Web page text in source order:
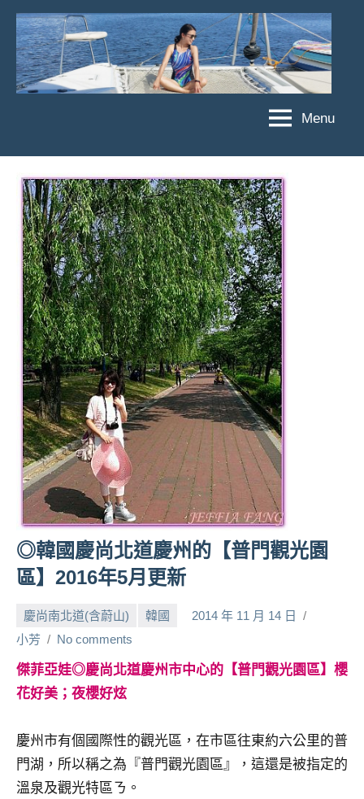
Skip
content
菲
亞
娃
JEFFIA
FANG
亞
娃
粉
絲
團、
主
題
旅
遊、
達
人
帶
路、
旅
遊
節
目
來
賓、
News
金
號
節
班
底、
景
目
主
Menu
◎韓國慶尚北道慶州的【普門觀光園
區】2016年5月更新
慶尚南北道(含蔚山) 韓國
2014 年 11 月 14 日
小芳
No comments
傑菲亞娃◎慶尚北道慶州市中心的【普門觀光園區】櫻
花好美；夜櫻好炫
慶州市有個國際性的觀光區，在市區往東約六公里的普
門湖，所以稱之為『普門觀光園區』，這還是被指定的
溫泉及觀光特區ㄋ。